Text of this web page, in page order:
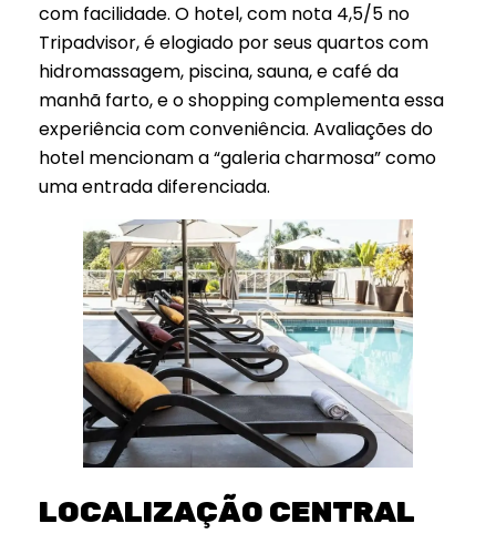
com facilidade. O hotel, com nota 4,5/5 no
Tripadvisor, é elogiado por seus quartos com
hidromassagem, piscina, sauna, e café da
manhã farto, e o shopping complementa essa
experiência com conveniência. Avaliações do
hotel mencionam a “galeria charmosa” como
uma entrada diferenciada.
LOCALIZAÇÃO CENTRAL